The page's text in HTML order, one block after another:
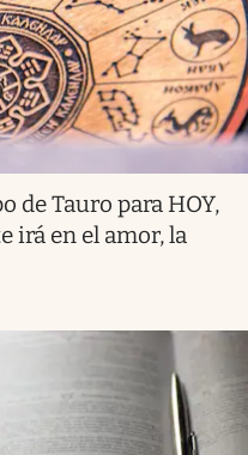
de Tauro para HOY,
irá en el amor, la